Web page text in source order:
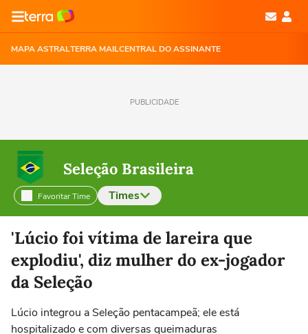
MAPA ASTRALTERRA MAILCENTRAL DO ASSINANTE
PUBLICIDADE
Seleção Brasileira
Favoritar Time Times
Selecione o time para ver as notícias
'Lúcio foi vítima de lareira que
explodiu', diz mulher do ex-jogador
da Seleção
Lúcio integrou a Seleção pentacampeã; ele está
hospitalizado e com diversas queimaduras